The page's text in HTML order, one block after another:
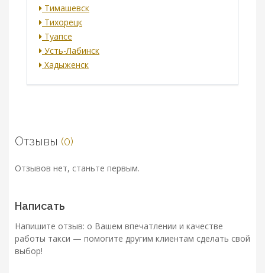
Тимашевск
Тихорецк
Туапсе
Усть-Лабинск
Хадыженск
Отзывы (0)
Отзывов нет, станьте первым.
Написать
Напишите отзыв: о Вашем впечатлении и качестве
работы такси — помогите другим клиентам сделать свой
выбор!